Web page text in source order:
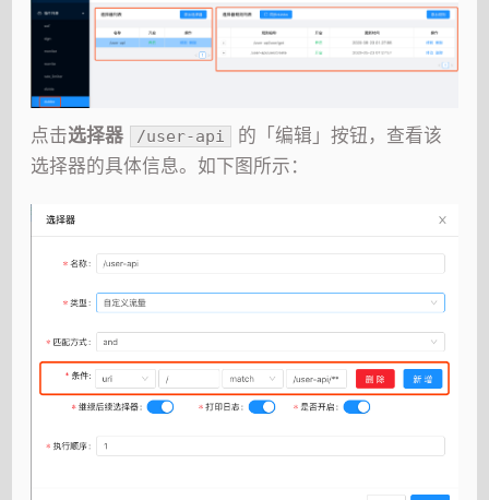
点击选择器 /user-api
的「编辑」按钮，查看该
选择器的具体信息。如下图所示：